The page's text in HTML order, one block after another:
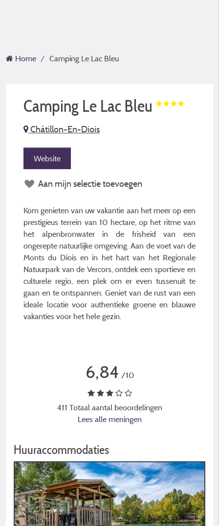
Home Camping Le Lac Bleu
Camping Le Lac Bleu
Châtillon-En-Diois
Website
Aan mijn selectie toevoegen
Kom genieten van uw vakantie aan het meer op een
prestigieus terrein van 10 hectare, op het ritme van
het alpenbronwater in de frisheid van een
ongerepte natuurlijke omgeving. Aan de voet van de
Monts du Diois en in het hart van het Regionale
Natuurpark van de Vercors, ontdek een sportieve en
culturele regio, een plek om er even tussenuit te
gaan en te ontspannen. Geniet van de rust van een
ideale locatie voor authentieke groene en blauwe
vakanties voor het hele gezin.
6,84 /10
411 Totaal aantal beoordelingen
Lees alle meningen
Huuraccommodaties